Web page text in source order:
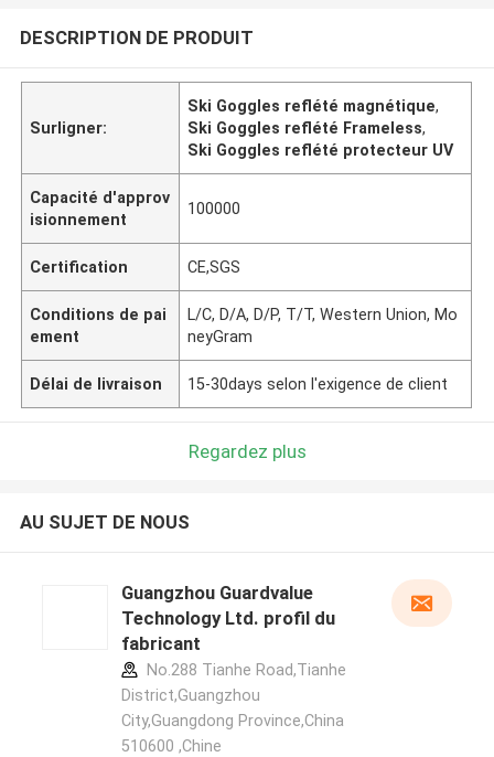
DESCRIPTION DE PRODUIT
Surligner:
Ski Goggles reflété magnétique,
Ski Goggles reflété Frameless,
Ski Goggles reflété protecteur UV
Capacité d'approv
isionnement
100000
Certification CE,SGS
Conditions de pai
ement
L/C, D/A, D/P, T/T, Western Union, Mo
neyGram
Délai de livraison 15-30days selon l'exigence de client
Regardez plus
AU SUJET DE NOUS
Guangzhou Guardvalue
Technology Ltd. profil du
fabricant
No.288 Tianhe Road,Tianhe
District,Guangzhou
City,Guangdong Province,China
510600 ,Chine